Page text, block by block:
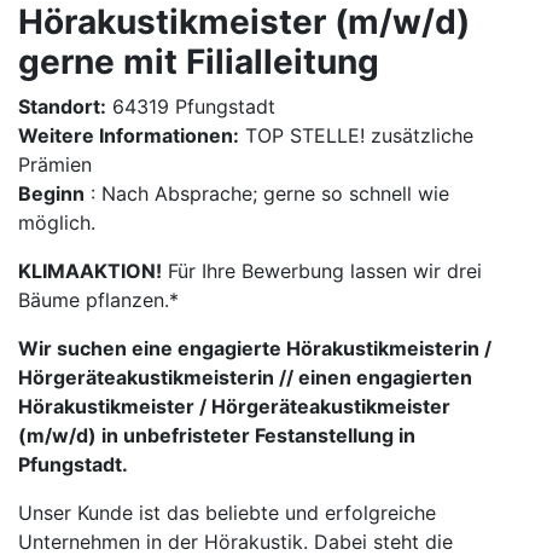
Hörakustikmeister (m/w/d)
gerne mit Filialleitung
Standort: 64319 Pfungstadt
Weitere Informationen: TOP STELLE! zusätzliche
Prämien
Beginn : Nach Absprache; gerne so schnell wie
möglich.
KLIMAAKTION! Für Ihre Bewerbung lassen wir drei
Bäume pflanzen.*
Wir suchen eine engagierte Hörakustikmeisterin /
Hörgeräteakustikmeisterin // einen engagierten
Hörakustikmeister / Hörgeräteakustikmeister
(m/w/d) in unbefristeter Festanstellung in
Pfungstadt.
Unser Kunde ist das beliebte und erfolgreiche
Unternehmen in der Hörakustik. Dabei steht die